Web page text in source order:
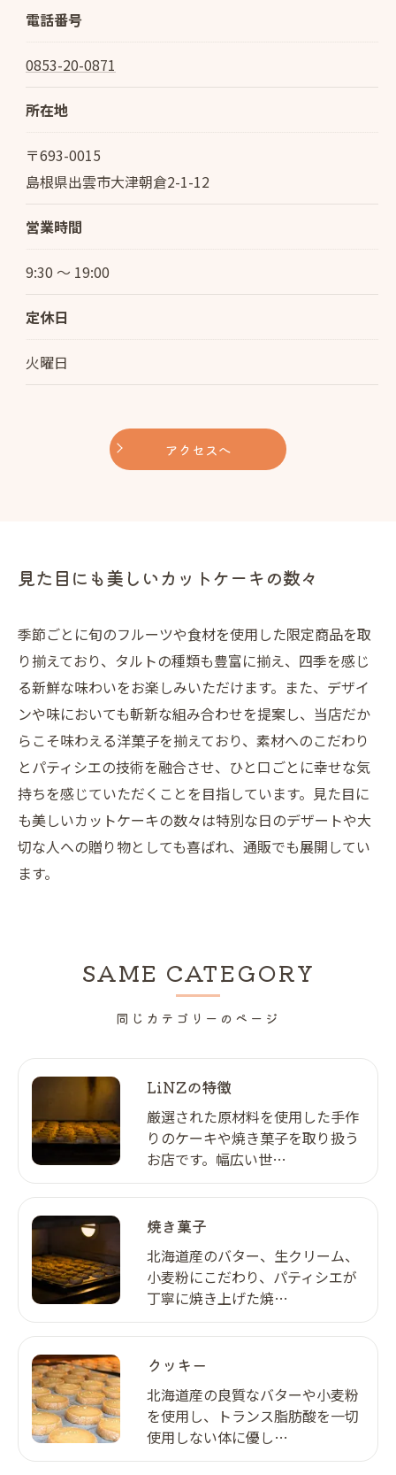
電話番号
0853-20-0871
所在地
〒693-0015
島根県出雲市大津朝倉2-1-12
営業時間
9:30 ～ 19:00
定休日
火曜日
アクセスへ
見た目にも美しいカットケーキの数々
季節ごとに旬のフルーツや食材を使用した限定商品を取
り揃えており、タルトの種類も豊富に揃え、四季を感じ
る新鮮な味わいをお楽しみいただけます。また、デザイ
ンや味においても斬新な組み合わせを提案し、当店だか
らこそ味わえる洋菓子を揃えており、素材へのこだわり
とパティシエの技術を融合させ、ひと口ごとに幸せな気
持ちを感じていただくことを目指しています。見た目に
も美しいカットケーキの数々は特別な日のデザートや大
切な人への贈り物としても喜ばれ、通販でも展開してい
ます。
同じカテゴリーのページ
SAME CATEGORY
LiNZの特徴
厳選された原材料を使用した手作
りのケーキや焼き菓子を取り扱う
お店です。幅広い世…
焼き菓子
北海道産のバター、生クリーム、
小麦粉にこだわり、パティシエが
丁寧に焼き上げた焼…
クッキー
北海道産の良質なバターや小麦粉
を使用し、トランス脂肪酸を一切
使用しない体に優し…